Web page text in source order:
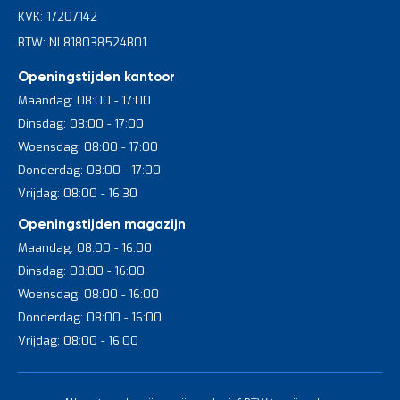
kan worden opgeborgen en ruimte bespaart wanneer deze niet
in gebruik is.
Soorten wielen
Er zijn verschillende soorten wielen voor specifieke
toepassingen. Luchtbanden zijn ideaal voor oneffen terrein of
buitengebruik, dankzij hun dempende werking. Wielen met
elastisch streeploos rubber zijn perfect voor binnenvloeren,
omdat ze geen strepen achterlaten. Elektrostatisch geleidende
wielen zijn geschikt voor omgevingen waar statische elektriciteit
een risico vormt, zoals laboratoria. Elk type wiel biedt voordelen
voor specifieke omstandigheden, van magazijnen tot
buitengebruik.
Jouw plateauwagen kopen bij
Begra
KVK: 17207142
BTW: NL818038524B01
Openingstijden kantoor
Maandag: 08:00 - 17:00
Dinsdag: 08:00 - 17:00
Woensdag: 08:00 - 17:00
Donderdag: 08:00 - 17:00
Vrijdag: 08:00 - 16:30
Openingstijden magazijn
Maandag: 08:00 - 16:00
Dinsdag: 08:00 - 16:00
Woensdag: 08:00 - 16:00
Donderdag: 08:00 - 16:00
Vrijdag: 08:00 - 16:00